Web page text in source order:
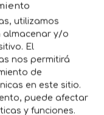
utilizamos
almacenar y/o
El
nos permitirá
de
en este sitio.
puede afectar
y funciones.
ideal para